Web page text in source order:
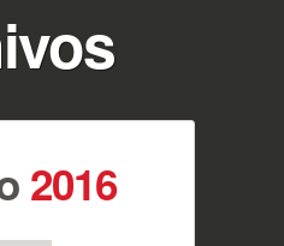
2016